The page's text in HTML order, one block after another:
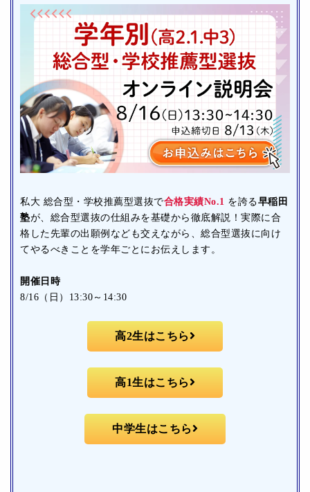
私大 総合型・学校推薦型選抜で合格実績No.1 を誇る早稲田
塾が、総合型選抜の仕組みを基礎から徹底解説！実際に合
格した先輩の出願例なども交えながら、総合型選抜に向け
てやるべきことを学年ごとにお伝えします。
開催日時
8/16（日）13:30～14:30
高2生はこちら
高1生はこちら
中学生はこちら